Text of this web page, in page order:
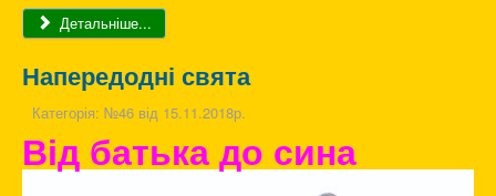
Детальніше...
Напередодні свята
Категорія: №46 від 15.11.2018р.
Від батька до сина